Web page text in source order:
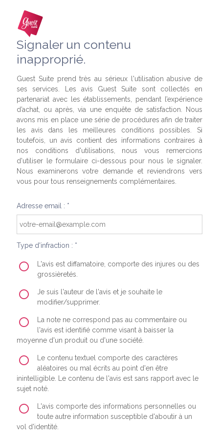
Signaler un contenu
inapproprié.
Guest Suite prend très au sérieux l'utilisation abusive de
ses services. Les avis Guest Suite sont collectés en
partenariat avec les établissements, pendant l’expérience
d’achat, ou après, via une enquête de satisfaction. Nous
avons mis en place une série de procédures afin de traiter
les avis dans les meilleures conditions possibles. Si
toutefois, un avis contient des informations contraires à
nos conditions d'utilisations, nous vous remercions
d'utiliser le formulaire ci-dessous pour nous le signaler.
Nous examinerons votre demande et reviendrons vers
vous pour tous renseignements complémentaires.
Adresse email : *
Type d'infraction : *
L'avis est diffamatoire, comporte des injures ou des
grossièretés.
Je suis l'auteur de l'avis et je souhaite le
modifier/supprimer.
La note ne correspond pas au commentaire ou
l'avis est identifié comme visant à baisser la
moyenne d'un produit ou d'une société.
Le contenu textuel comporte des caractères
aléatoires ou mal écrits au point d'en être
inintelligible. Le contenu de l'avis est sans rapport avec le
sujet noté.
L'avis comporte des informations personnelles ou
toute autre information susceptible d'aboutir à un
vol d'identité.